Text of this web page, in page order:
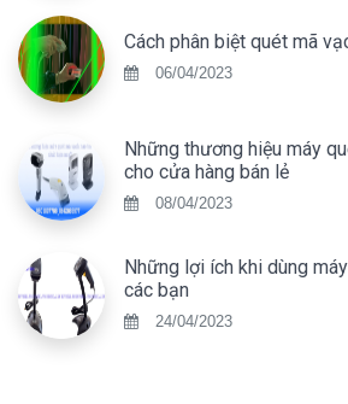
Cách phân biệt quét mã
06/04/2023
Những thương hiệu máy
cho cửa hàng bán lẻ
08/04/2023
Những lợi ích khi dùng
các bạn
24/04/2023